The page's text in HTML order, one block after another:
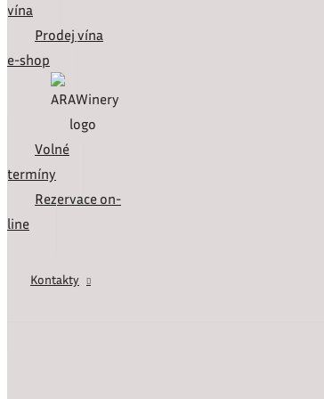
vína
Prodej vína
e-shop
Volné
termíny
Rezervace on-
line
Kontakty